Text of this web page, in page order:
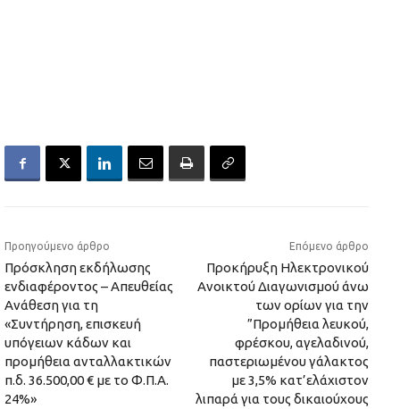
Προηγούμενο άρθρο
Πρόσκληση εκδήλωσης
ενδιαφέροντος – Απευθείας
Ανάθεση για τη
«Συντήρηση, επισκευή
υπόγειων κάδων και
προμήθεια ανταλλακτικών
π.δ. 36.500,00 € με το Φ.Π.Α.
24%»
Επόμενο άρθρο
Προκήρυξη Ηλεκτρονικού
Ανοικτού Διαγωνισμού άνω
των ορίων για την
”Προμήθεια λευκού,
φρέσκου, αγελαδινού,
παστεριωμένου γάλακτος
με 3,5% κατ’ελάχιστον
λιπαρά για τους δικαιούχους